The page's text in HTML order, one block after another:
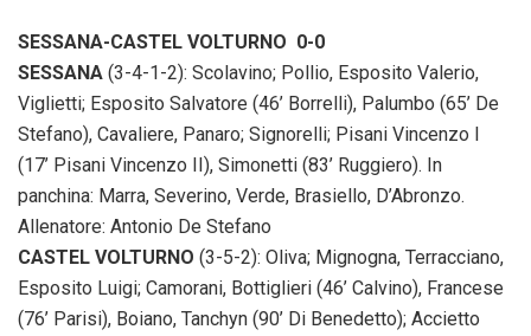
SESSANA-CASTEL VOLTURNO 0-0
SESSANA (3-4-1-2): Scolavino; Pollio, Esposito Valerio,
Viglietti; Esposito Salvatore (46’ Borrelli), Palumbo (65’ De
Stefano), Cavaliere, Panaro; Signorelli; Pisani Vincenzo I
(17’ Pisani Vincenzo II), Simonetti (83’ Ruggiero). In
panchina: Marra, Severino, Verde, Brasiello, D’Abronzo.
Allenatore: Antonio De Stefano
CASTEL VOLTURNO (3-5-2): Oliva; Mignogna, Terracciano,
Esposito Luigi; Camorani, Bottiglieri (46’ Calvino), Francese
(76’ Parisi), Boiano, Tanchyn (90’ Di Benedetto); Accietto